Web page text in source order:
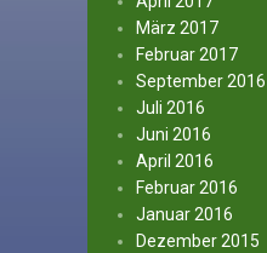
März 2017
Februar 2017
September 2016
Juli 2016
Juni 2016
April 2016
Februar 2016
Januar 2016
Dezember 2015